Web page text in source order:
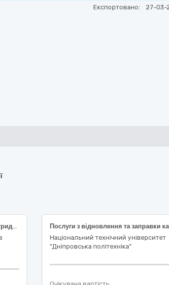
Експортовано: 27-03-
Послуги із заправки та відновлення картриджів
Національний технічний університет
"Дніпровська політехніка"